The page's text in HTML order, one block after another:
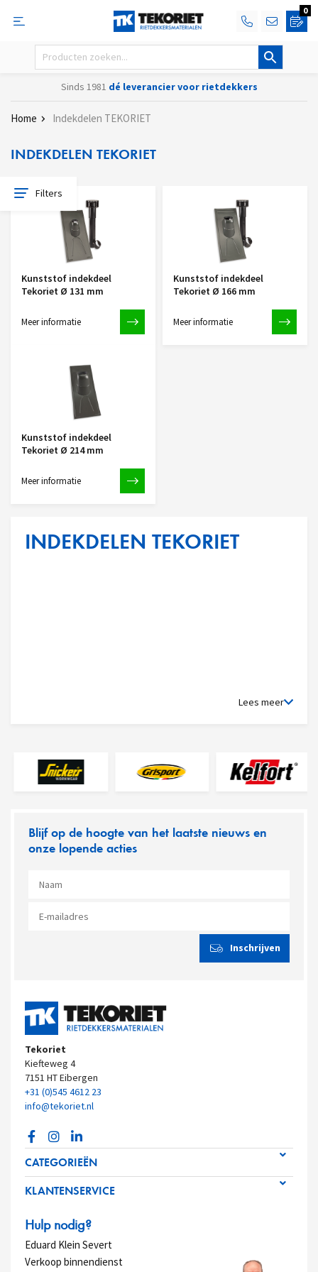
0
Sinds 1981 dé leverancier voor rietdekkers
Home Indekdelen TEKORIET
INDEKDELEN TEKORIET
Filters
Kunststof indekdeel
Tekoriet Ø 131 mm
Meer informatie
Kunststof indekdeel
Tekoriet Ø 166 mm
Meer informatie
Kunststof indekdeel
Tekoriet Ø 214 mm
Meer informatie
INDEKDELEN TEKORIET
Lees meer
Blijf op de hoogte van het laatste nieuws en
onze lopende acties
Tekoriet
Kiefteweg 4
7151 HT Eibergen
+31 (0)545 4612 23
info@tekoriet.nl
CATEGORIEËN
KLANTENSERVICE
Hulp nodig?
Eduard Klein Severt
Verkoop binnendienst